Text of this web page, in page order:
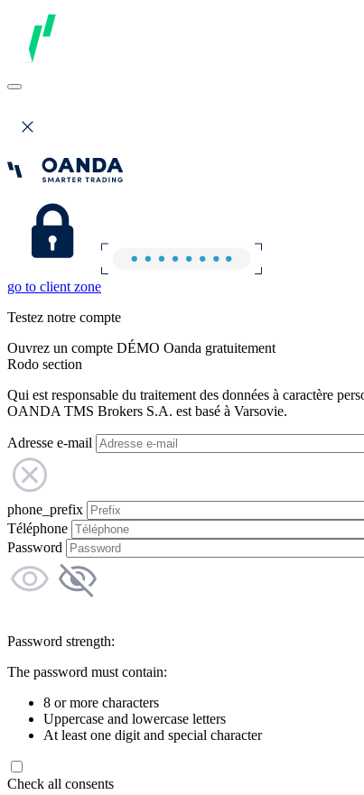
go to client zone
Testez notre compte
Ouvrez un compte DÉMO Oanda gratuitement
Rodo section
Qui est responsable du traitement des données à caractère
OANDA TMS Brokers S.A. est basé à Varsovie.
Adresse e-mail
phone_prefix
Téléphone
Password
Password strength:
The password must contain:
8 or more characters
Uppercase and lowercase letters
At least one digit and special character
Check all consents